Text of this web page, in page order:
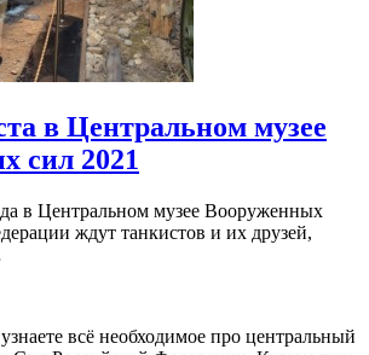
в Центральном музее
сил 2021
в Центральном музее Вооруженных
ждут танкистов и их друзей,
всё необходимое про центральный